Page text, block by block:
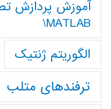
آموزش پردازش
MATLAB\
الگوریتم ژنتیک
ترفندهای متلب